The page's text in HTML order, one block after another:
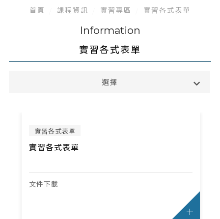
首頁 課程資訊 實習專區 實習各式表單
Information
實習各式表單
選擇
英文檢定辦法
雙主修.輔系.學分學程
轉系申請
實習各式表單
實習各式表單
文件下載